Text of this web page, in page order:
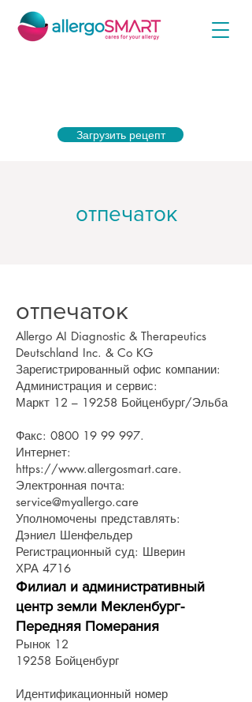
Загрузить рецепт
отпечаток
отпечаток
Allergo AI Diagnostic & Therapeutics
Deutschland Inc. & Co KG
Зарегистрированный офис компании:
Администрация и сервис:
Маркт 12 – 19258 Бойценбург/Эльба
Факс: 0800 19 99 997.
Интернет:
https://www.allergosmart.care.
Электронная почта:
service@myallergo.care
Уполномочены представлять:
Дэниел Шенфельдер
Регистрационный суд: Шверин
ХРА 4716
Филиал и административный
центр земли Мекленбург-
Передняя Померания
Рынок 12
19258 Бойценбург
Идентификационный номер